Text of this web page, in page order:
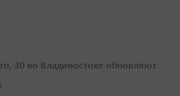
30 во Владивостоке обновляют